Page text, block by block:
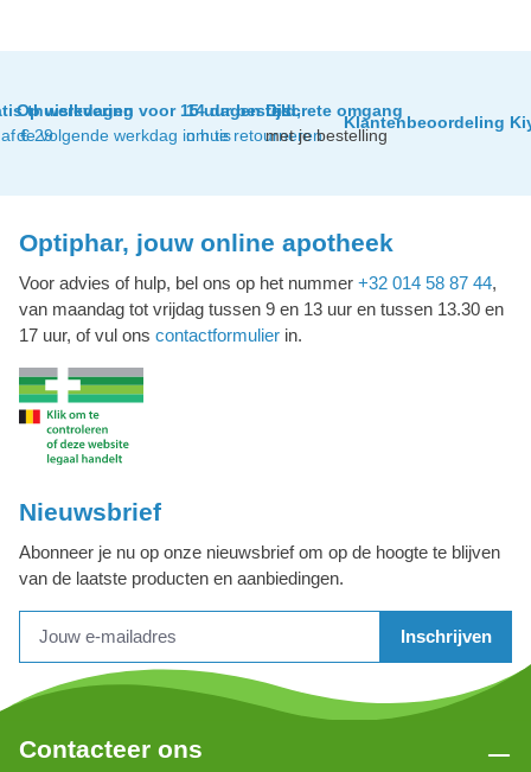
thuislevering
€ 29
Op werkdagen voor 15 uur besteld,
de volgende werkdag in huis
14 dagen tijd
om te retourneren
Discrete omgang
met je bestelling
Klantenbeoordeling
Optiphar, jouw online apotheek
Voor advies of hulp, bel ons op het nummer +32 014 58 87 44,
van maandag tot vrijdag tussen 9 en 13 uur en tussen 13.30 en
17 uur, of vul ons contactformulier in.
Nieuwsbrief
Abonneer je nu op onze nieuwsbrief om op de hoogte te blijven
van de laatste producten en aanbiedingen.
Inschrijven
Contacteer ons